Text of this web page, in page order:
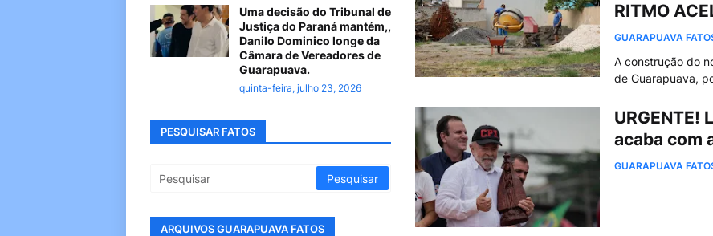
RITMO
GUARAPUAVA
A construção do
de Guarapuava,
URGENTE!
acaba com
GUARAPUAVA
Uma decisão do Tribunal de
Justiça do Paraná mantém,,
Danilo Dominico longe da
Câmara de Vereadores de
Guarapuava.
quinta-feira, julho 23, 2026
PESQUISAR FATOS
ARQUIVOS GUARAPUAVA FATOS